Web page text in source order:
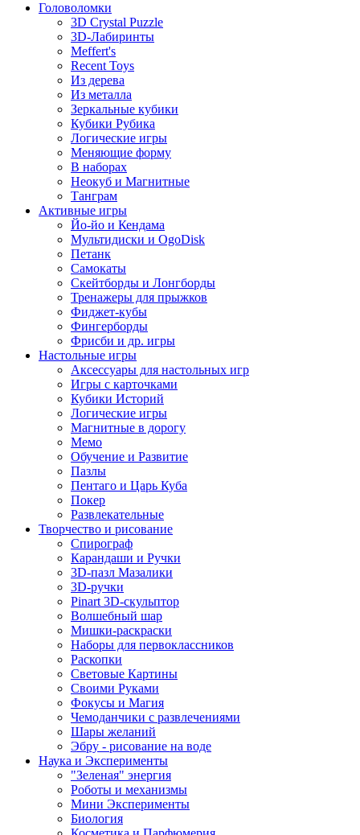
Головоломки
3D Crystal Puzzle
3D-Лабиринты
Meffert's
Recent Toys
Из дерева
Из металла
Зеркальные кубики
Кубики Рубика
Логические игры
Меняющие форму
В наборах
Неокуб и Магнитные
Танграм
Активные игры
Йо-йо и Кендама
Мультидиски и OgoDisk
Петанк
Самокаты
Скейтборды и Лонгборды
Тренажеры для прыжков
Фиджет-кубы
Фингерборды
Фрисби и др. игры
Настольные игры
Аксессуары для настольных игр
Игры с карточками
Кубики Историй
Логические игры
Магнитные в дорогу
Мемо
Обучение и Развитие
Пазлы
Пентаго и Царь Куба
Покер
Развлекательные
Творчество и рисование
Спирограф
Карандаши и Ручки
3D-пазл Мазалики
3D-ручки
Pinart 3D-скульптор
Волшебный шар
Мишки-раскраски
Наборы для первоклассников
Раскопки
Световые Картины
Своими Руками
Фокусы и Магия
Чемоданчики с развлечениями
Шары желаний
Эбру - рисование на воде
Наука и Эксперименты
"Зеленая" энергия
Роботы и механизмы
Мини Эксперименты
Биология